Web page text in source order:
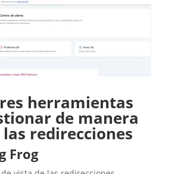
herramientas
de manera
redirecciones
Frog